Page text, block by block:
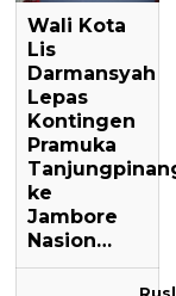
Wali Kota
Lis
Darmansyah
Lepas
Kontingen
Pramuka
ke
Jambore
Nasion…